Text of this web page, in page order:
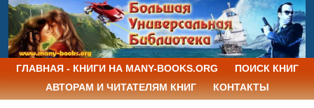
ГЛАВНАЯ - КНИГИ НА MANY-BOOKS.ORG
ПОИСК КНИГ
АВТОРАМ И ЧИТАТЕЛЯМ КНИГ
КОНТАКТЫ